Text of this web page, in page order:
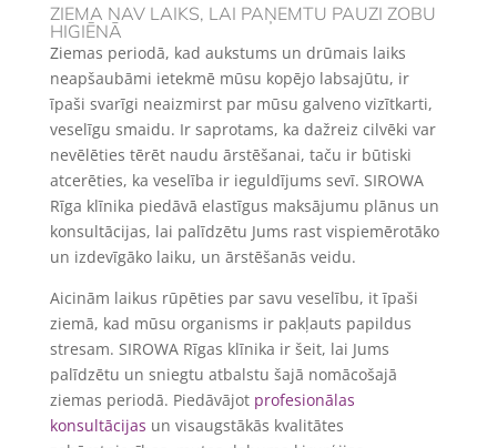
ZIEMA NAV LAIKS, LAI PAŅEMTU PAUZI ZOBU
HIGIĒNĀ
Ziemas periodā, kad aukstums un drūmais laiks
neapšaubāmi ietekmē mūsu kopējo labsajūtu, ir
īpaši svarīgi neaizmirst par mūsu galveno vizītkarti,
veselīgu smaidu. Ir saprotams, ka dažreiz cilvēki var
nevēlēties tērēt naudu ārstēšanai, taču ir būtiski
atcerēties, ka veselība ir ieguldījums sevī. SIROWA
Rīga klīnika piedāvā elastīgus maksājumu plānus un
konsultācijas, lai palīdzētu Jums rast vispiemērotāko
un izdevīgāko laiku, un ārstēšanās veidu.
Aicinām laikus rūpēties par savu veselību, it īpaši
ziemā, kad mūsu organisms ir pakļauts papildus
stresam. SIROWA Rīgas klīnika ir šeit, lai Jums
palīdzētu un sniegtu atbalstu šajā nomācošajā
ziemas periodā. Piedāvājot profesionālas
konsultācijas un visaugstākās kvalitātes